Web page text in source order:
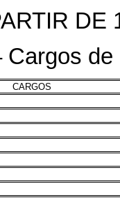
DE
Cargos
CARGOS